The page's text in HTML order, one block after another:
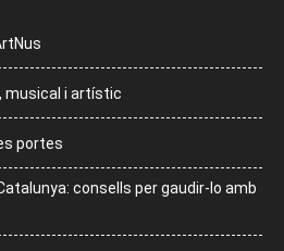
musical i artístic
portes
consells per gaudir-lo amb